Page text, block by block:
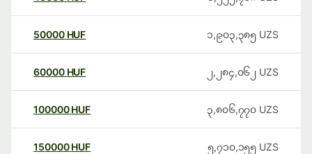
50000 HUF ၁,၉၀၃,၃၈၅ UZS
60000 HUF ၂,၂၈၄,၀၆၂ UZS
100000 HUF ၃,၈၀၆,၇၇၀ UZS
150000 HUF ၅,၇၁၀,၁၅၅ UZS